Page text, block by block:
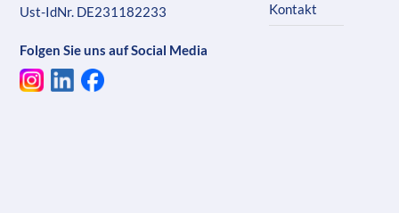
Ust-IdNr. DE231182233
Folgen Sie uns auf Social Media
Kontakt